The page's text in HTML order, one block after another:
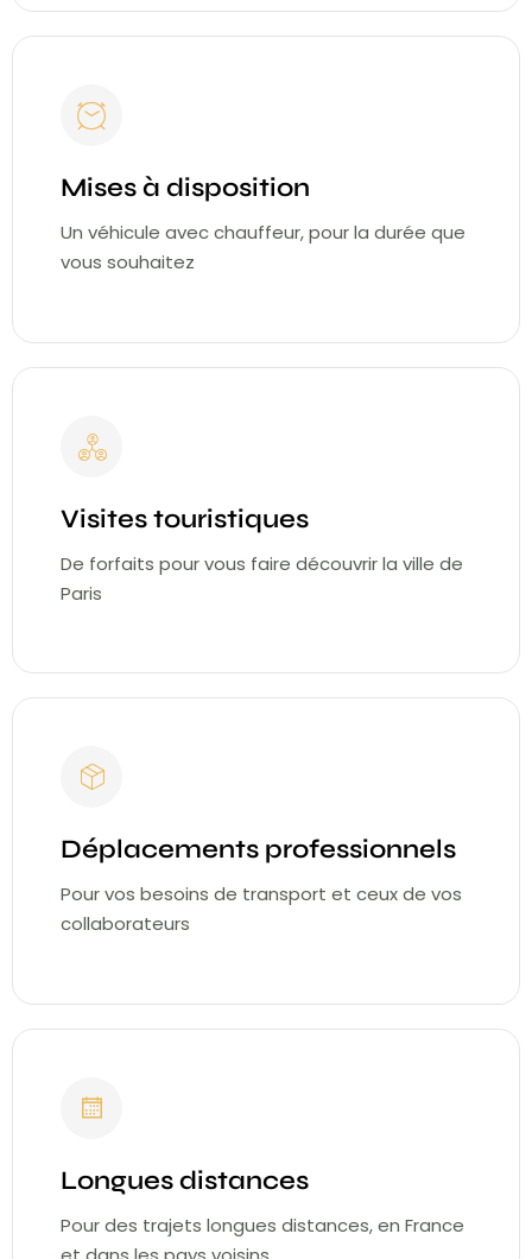
Mises à disposition
Un véhicule avec chauffeur, pour la durée que
vous souhaitez
Visites touristiques
De forfaits pour vous faire découvrir la ville de
Paris
Déplacements professionnels
Pour vos besoins de transport et ceux de vos
collaborateurs
Longues distances
Pour des trajets longues distances, en France